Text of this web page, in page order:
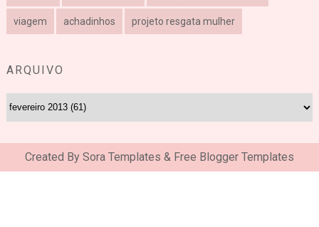
viagem achadinhos projeto resgata mulher
ARQUIVO
Created By Sora Templates & Free Blogger Templates